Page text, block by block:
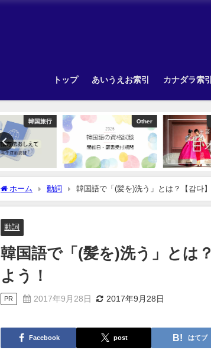
トップ あいうえお索引 カナダラ索引
Other Uncategorized
ホーム 動詞 韓国語で「(髪を)洗う」とは？【감다
動詞
韓国語で「(髪を)洗う」とは
よう！
PR 2017年9月28日 2017年9月28日
Facebook post はてブ